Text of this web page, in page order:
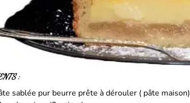
:
sablée pur beurre prête à dérouler ( pâte maison)